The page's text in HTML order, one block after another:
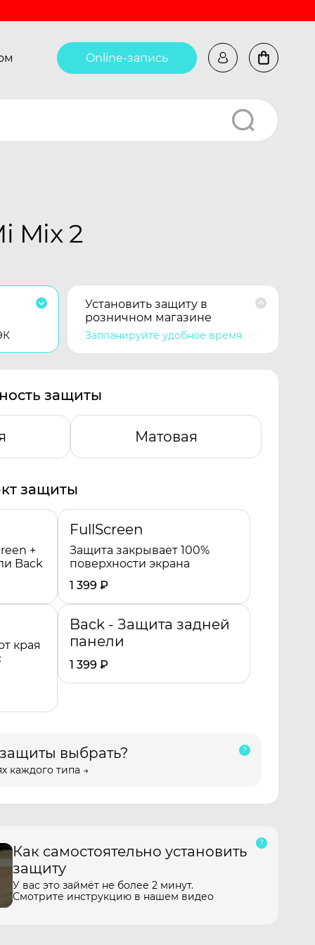
Online-запись
Mix 2
Установить защиту в
розничном магазине
Запланируйте удобное время
защиты
Матовая
защиты
+
Back
FullScreen
Защита закрывает 100%
поверхности экрана
1 399 ₽
края
Back - Защита задней
панели
1 399 ₽
выбрать?
каждого типа →
Как самостоятельно установить
защиту
У вас это займёт не более 2 минут.
Смотрите инструкцию в нашем видео